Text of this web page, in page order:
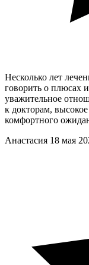
Несколько лет
говорить о плюсах
уважительное
к докторам, высокое
комфортного
Анастасия 18 мая